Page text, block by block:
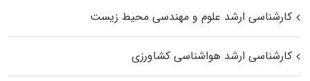
کارشناسی ارشد علوم و مهندسی محیط زیست
کارشناسی ارشد هواشناسی کشاورزی